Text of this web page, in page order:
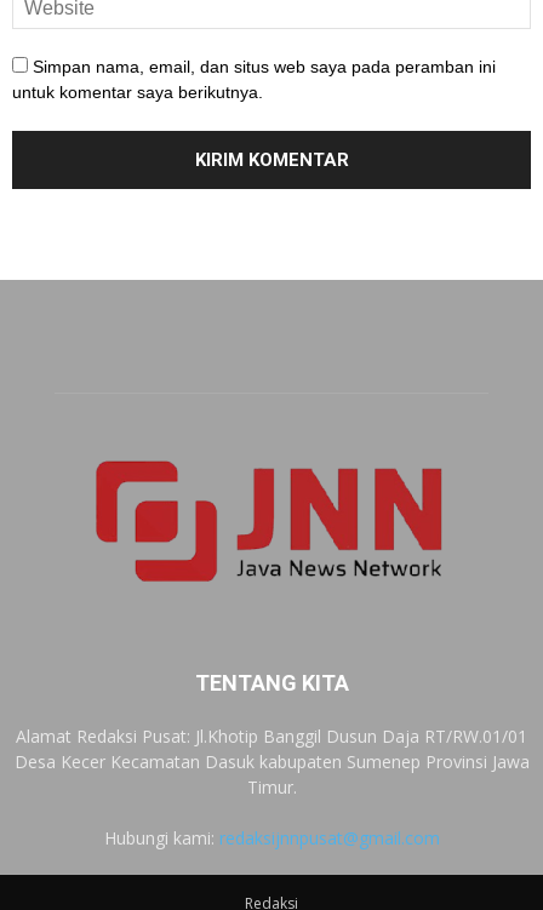
Simpan nama, email, dan situs web saya pada peramban ini
untuk komentar saya berikutnya.
TENTANG KITA
Alamat Redaksi Pusat: Jl.Khotip Banggil Dusun Daja RT/RW.01/01
Desa Kecer Kecamatan Dasuk kabupaten Sumenep Provinsi Jawa
Timur.
Hubungi kami: redaksijnnpusat@gmail.com
Redaksi